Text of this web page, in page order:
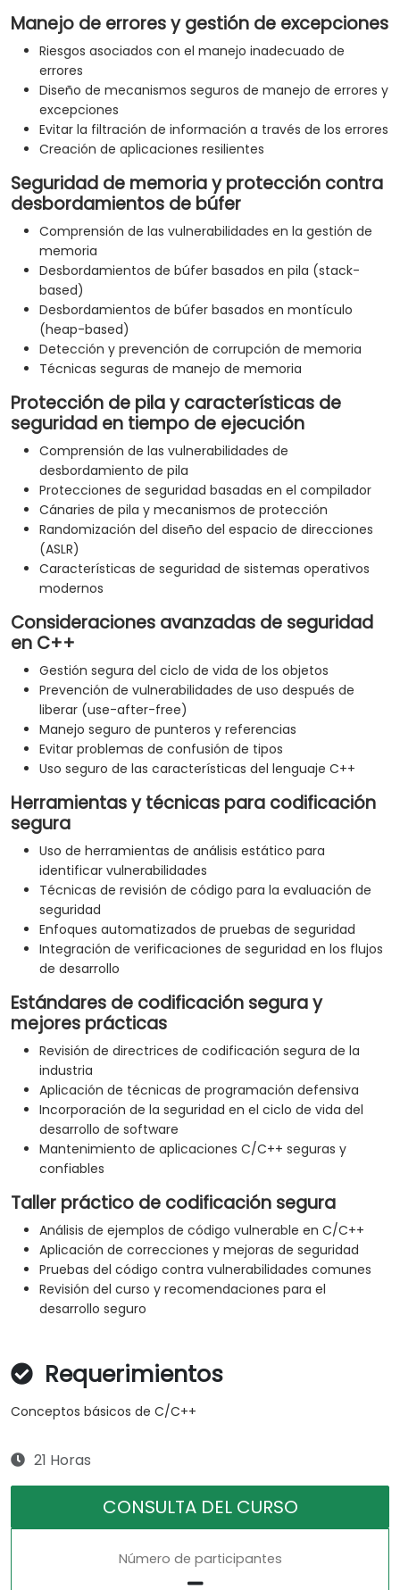
Manejo de errores y gestión de excepciones
Riesgos asociados con el manejo inadecuado de
errores
Diseño de mecanismos seguros de manejo de errores y
excepciones
Evitar la filtración de información a través de los errores
Creación de aplicaciones resilientes
Seguridad de memoria y protección contra
desbordamientos de búfer
Comprensión de las vulnerabilidades en la gestión de
memoria
Desbordamientos de búfer basados en pila (stack-
based)
Desbordamientos de búfer basados en montículo
(heap-based)
Detección y prevención de corrupción de memoria
Técnicas seguras de manejo de memoria
Protección de pila y características de
seguridad en tiempo de ejecución
Comprensión de las vulnerabilidades de
desbordamiento de pila
Protecciones de seguridad basadas en el compilador
Cánaries de pila y mecanismos de protección
Randomización del diseño del espacio de direcciones
(ASLR)
Características de seguridad de sistemas operativos
modernos
Consideraciones avanzadas de seguridad
en C++
Gestión segura del ciclo de vida de los objetos
Prevención de vulnerabilidades de uso después de
liberar (use-after-free)
Manejo seguro de punteros y referencias
Evitar problemas de confusión de tipos
Uso seguro de las características del lenguaje C++
Herramientas y técnicas para codificación
segura
Uso de herramientas de análisis estático para
identificar vulnerabilidades
Técnicas de revisión de código para la evaluación de
seguridad
Enfoques automatizados de pruebas de seguridad
Integración de verificaciones de seguridad en los flujos
de desarrollo
Estándares de codificación segura y
mejores prácticas
Revisión de directrices de codificación segura de la
industria
Aplicación de técnicas de programación defensiva
Incorporación de la seguridad en el ciclo de vida del
desarrollo de software
Mantenimiento de aplicaciones C/C++ seguras y
confiables
Taller práctico de codificación segura
Análisis de ejemplos de código vulnerable en C/C++
Aplicación de correcciones y mejoras de seguridad
Pruebas del código contra vulnerabilidades comunes
Revisión del curso y recomendaciones para el
desarrollo seguro
Requerimientos
Conceptos básicos de C/C++
21 Horas
CONSULTA DEL CURSO
Número de participantes